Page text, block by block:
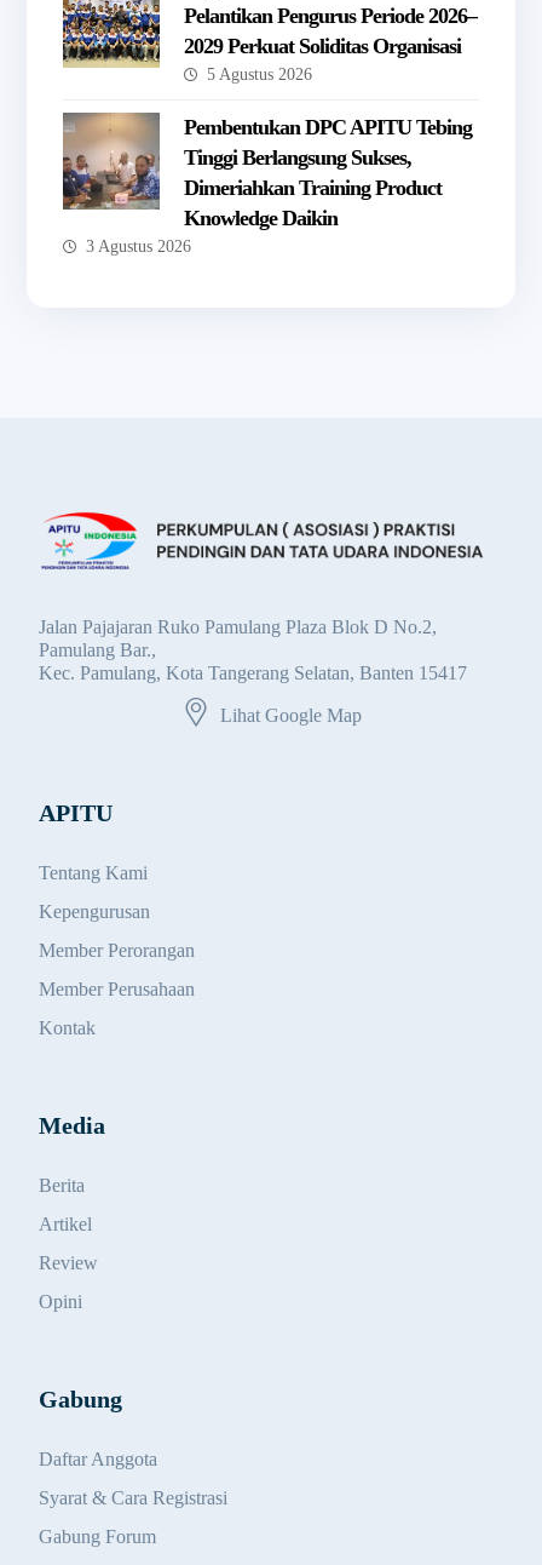
Pelantikan Pengurus Periode 2026–
2029 Perkuat Soliditas Organisasi
5 Agustus 2026
Pembentukan DPC APITU Tebing
Tinggi Berlangsung Sukses,
Dimeriahkan Training Product
Knowledge Daikin
3 Agustus 2026
Jalan Pajajaran Ruko Pamulang Plaza Blok D No.2,
Pamulang Bar.,
Kec. Pamulang, Kota Tangerang Selatan, Banten 15417
Lihat Google Map
APITU
Tentang Kami
Kepengurusan
Member Perorangan
Member Perusahaan
Kontak
Media
Berita
Artikel
Review
Opini
Gabung
Daftar Anggota
Syarat & Cara Registrasi
Gabung Forum